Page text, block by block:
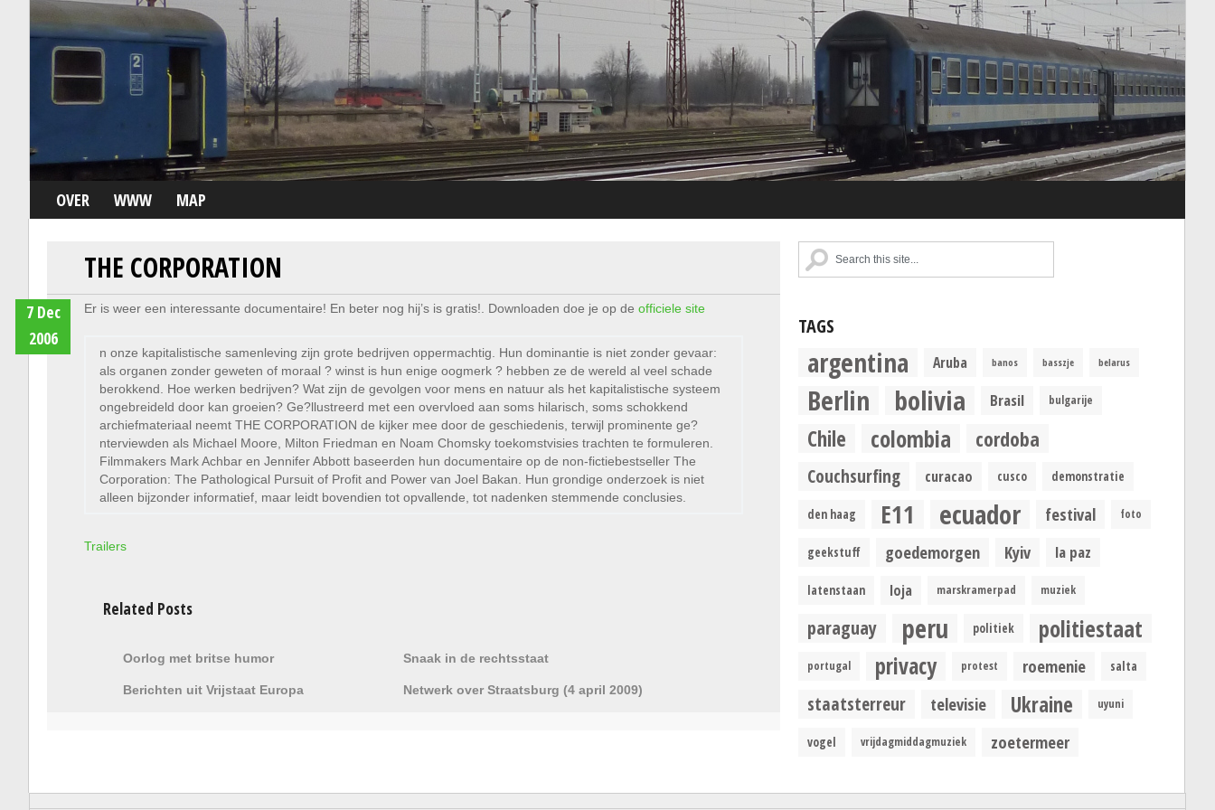
OVER WWW MAP
THE CORPORATION
7 Dec
2006
Er is weer een interessante documentaire! En beter nog hij’s is gratis!. Downloaden doe je op de officiele site
n onze kapitalistische samenleving zijn grote bedrijven oppermachtig. Hun dominantie is niet zonder gevaar:
als organen zonder geweten of moraal ? winst is hun enige oogmerk ? hebben ze de wereld al veel schade
berokkend. Hoe werken bedrijven? Wat zijn de gevolgen voor mens en natuur als het kapitalistische systeem
ongebreideld door kan groeien? Ge?llustreerd met een overvloed aan soms hilarisch, soms schokkend
archiefmateriaal neemt THE CORPORATION de kijker mee door de geschiedenis, terwijl prominente ge?
nterviewden als Michael Moore, Milton Friedman en Noam Chomsky toekomstvisies trachten te formuleren.
Filmmakers Mark Achbar en Jennifer Abbott baseerden hun documentaire op de non-fictiebestseller The
Corporation: The Pathological Pursuit of Profit and Power van Joel Bakan. Hun grondige onderzoek is niet
alleen bijzonder informatief, maar leidt bovendien tot opvallende, tot nadenken stemmende conclusies.
Trailers
Related Posts
Oorlog met britse humor Snaak in de rechtsstaat
Berichten uit Vrijstaat Europa Netwerk over Straatsburg (4 april 2009)
TAGS
argentina Aruba banos basszje belarus
Berlin bolivia Brasil bulgarije
Chile colombia cordoba
Couchsurfing curacao cusco demonstratie
den haag E11 ecuador festival foto
geekstuff goedemorgen Kyiv la paz
latenstaan loja marskramerpad muziek
paraguay peru politiek politiestaat
portugal privacy protest roemenie salta
staatsterreur televisie Ukraine uyuni
vogel vrijdagmiddagmuziek zoetermeer